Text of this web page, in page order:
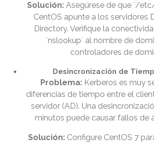
Solución: Asegúrese de que `/
CentOS apunte a los servidores
Directory. Verifique la
`nslookup` al nombre de
controladores de
Desincronización de
Problema: Kerberos es muy
diferencias de tiempo entre el
servidor (AD). Una
minutos puede causar fallos de
Solución: Configure CentOS 7